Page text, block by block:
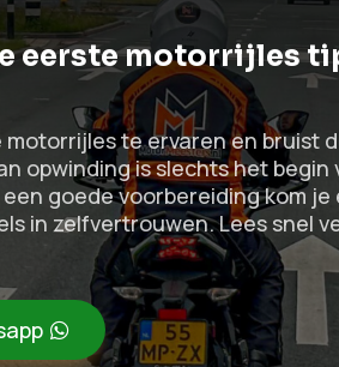
eerste motorrijles
te ervaren en bruist
opwinding is slechts het begin
goede voorbereiding kom
in zelfvertrouwen. Lees snel